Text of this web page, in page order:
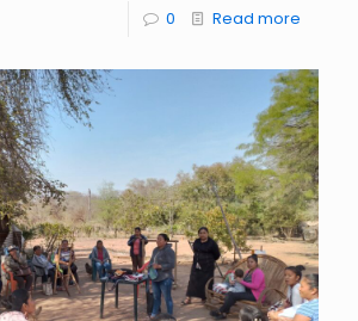
0 Read more